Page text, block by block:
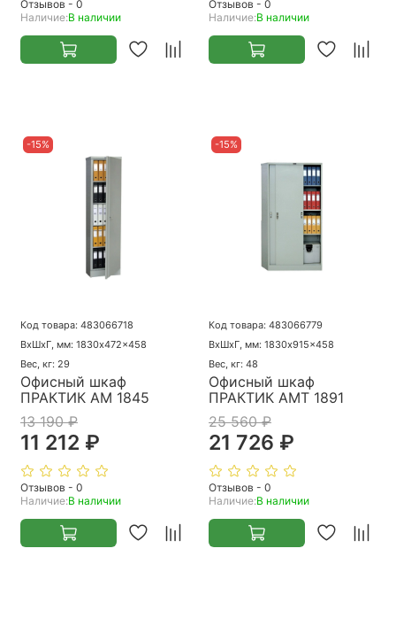
Отзывов - 0
Наличие:В наличии
Отзывов - 0
Наличие:В наличии
-15%
Код товара: 483066718
ВхШхГ, мм: 1830x472x458
Вес, кг: 29
Офисный шкаф
ПРАКТИК AM 1845
13 190 ₽
11 212 ₽
Отзывов - 0
Наличие:В наличии
-15%
Код товара: 483066779
ВхШхГ, мм: 1830x915x458
Вес, кг: 48
Офисный шкаф
ПРАКТИК AMT 1891
25 560 ₽
21 726 ₽
Отзывов - 0
Наличие:В наличии